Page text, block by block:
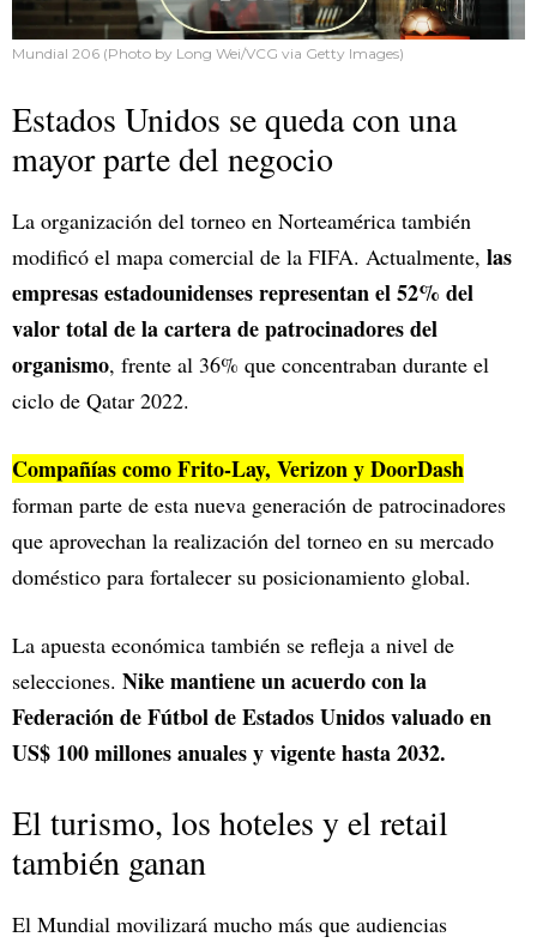
Mundial 206 (Photo by Long Wei/VCG via Getty Images)
Estados Unidos se queda con una
mayor parte del negocio
La organización del torneo en Norteamérica también
modificó el mapa comercial de la FIFA. Actualmente, las
empresas estadounidenses representan el 52% del
valor total de la cartera de patrocinadores del
organismo, frente al 36% que concentraban durante el
ciclo de Qatar 2022.
Compañías como Frito-Lay, Verizon y DoorDash
forman parte de esta nueva generación de patrocinadores
que aprovechan la realización del torneo en su mercado
doméstico para fortalecer su posicionamiento global.
La apuesta económica también se refleja a nivel de
selecciones. Nike mantiene un acuerdo con la
Federación de Fútbol de Estados Unidos valuado en
US$ 100 millones anuales y vigente hasta 2032.
El turismo, los hoteles y el retail
también ganan
El Mundial movilizará mucho más que audiencias